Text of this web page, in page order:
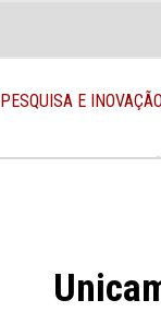
PESQUISA E